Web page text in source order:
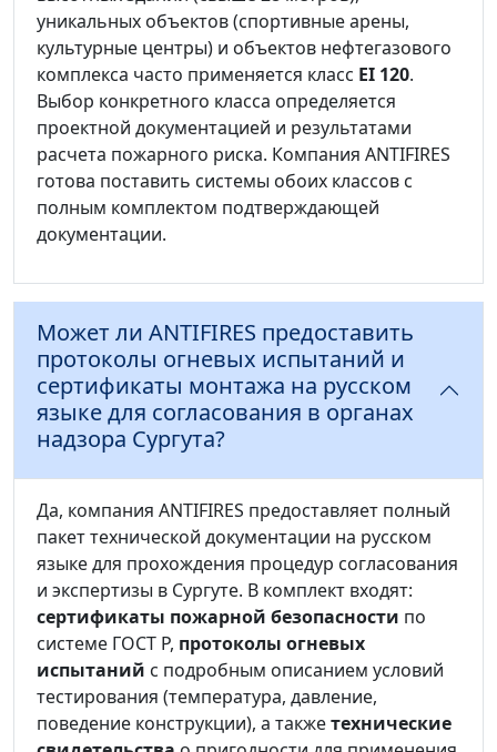
уникальных объектов (спортивные арены,
культурные центры) и объектов нефтегазового
комплекса часто применяется класс EI 120.
Выбор конкретного класса определяется
проектной документацией и результатами
расчета пожарного риска. Компания ANTIFIRES
готова поставить системы обоих классов с
полным комплектом подтверждающей
документации.
Может ли ANTIFIRES предоставить
протоколы огневых испытаний и
сертификаты монтажа на русском
языке для согласования в органах
надзора Сургута?
Да, компания ANTIFIRES предоставляет полный
пакет технической документации на русском
языке для прохождения процедур согласования
и экспертизы в Сургуте. В комплект входят:
сертификаты пожарной безопасности по
системе ГОСТ Р, протоколы огневых
испытаний с подробным описанием условий
тестирования (температура, давление,
поведение конструкции), а такжетехнические